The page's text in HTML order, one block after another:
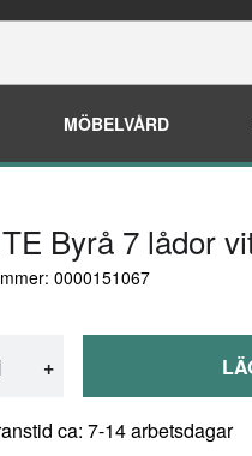
MÖBELVÅRD
Byrå 7 lådor
0000151067
+
ca: 7-14 arbetsdagar